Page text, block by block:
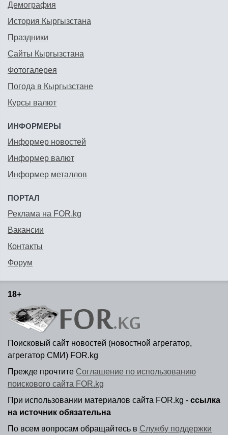
Демография
История Кыргызстана
Праздники
Сайты Кыргызстана
Фотогалерея
Погода в Кыргызстане
Курсы валют
ИНФОРМЕРЫ
Информер новостей
Информер валют
Информер металлов
ПОРТАЛ
Реклама на FOR.kg
Вакансии
Контакты
Форум
18+
Поисковый сайт новостей (новостной агрегатор,
агрегатор СМИ) FOR.kg
Прежде прочтите Соглашение по использованию
поискового сайта FOR.kg
При использовании материалов сайта FOR.kg - ссылка
на источник обязательна
По всем вопросам обращайтесь в Службу поддержки